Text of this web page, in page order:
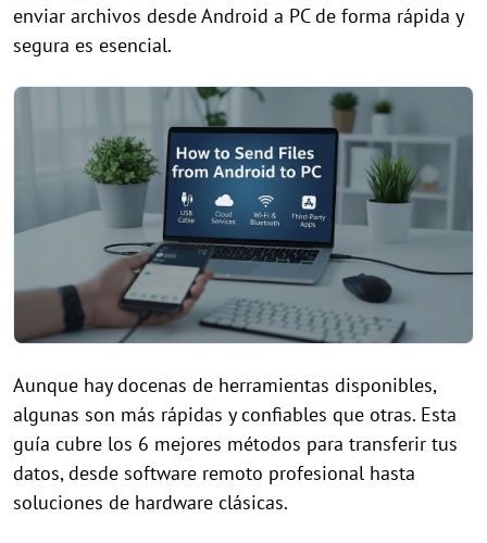
enviar archivos desde Android a PC de forma rápida y
segura es esencial.
Aunque hay docenas de herramientas disponibles,
algunas son más rápidas y confiables que otras. Esta
guía cubre los 6 mejores métodos para transferir tus
datos, desde software remoto profesional hasta
soluciones de hardware clásicas.